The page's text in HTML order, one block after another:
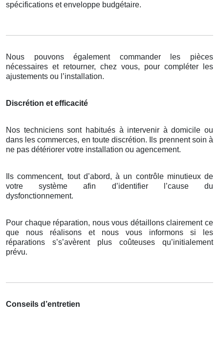
spécifications et enveloppe budgétaire.
Nous pouvons également commander les pièces
nécessaires et retourner, chez vous, pour compléter les
ajustements ou l’installation.
Discrétion et efficacité
Nos techniciens sont habitués à intervenir à domicile ou
dans les commerces, en toute discrétion. Ils prennent soin à
ne pas détériorer votre installation ou agencement.
Ils commencent, tout d’abord, à un contrôle minutieux de
votre système afin d’identifier l’cause du
dysfonctionnement.
Pour chaque réparation, nous vous détaillons clairement ce
que nous réalisons et nous vous informons si les
réparations s’s’avèrent plus coûteuses qu’initialement
prévu.
Conseils d’entretien